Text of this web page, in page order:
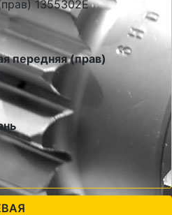
передняя (прав)